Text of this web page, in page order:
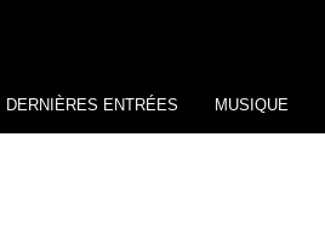
DERNIÈRES ENTRÉES MUSIQUE